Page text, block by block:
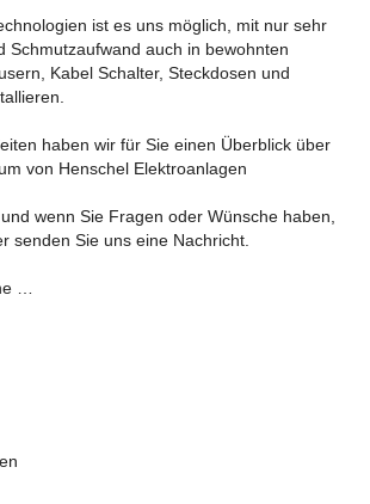
ist es uns möglich, mit nur sehr
Schmutzaufwand auch in bewohnten
Kabel Schalter, Steckdosen und
haben wir für Sie einen Überblick über
von Henschel Elektroanlagen
wenn Sie Fragen oder Wünsche haben,
senden Sie uns eine Nachricht.
…